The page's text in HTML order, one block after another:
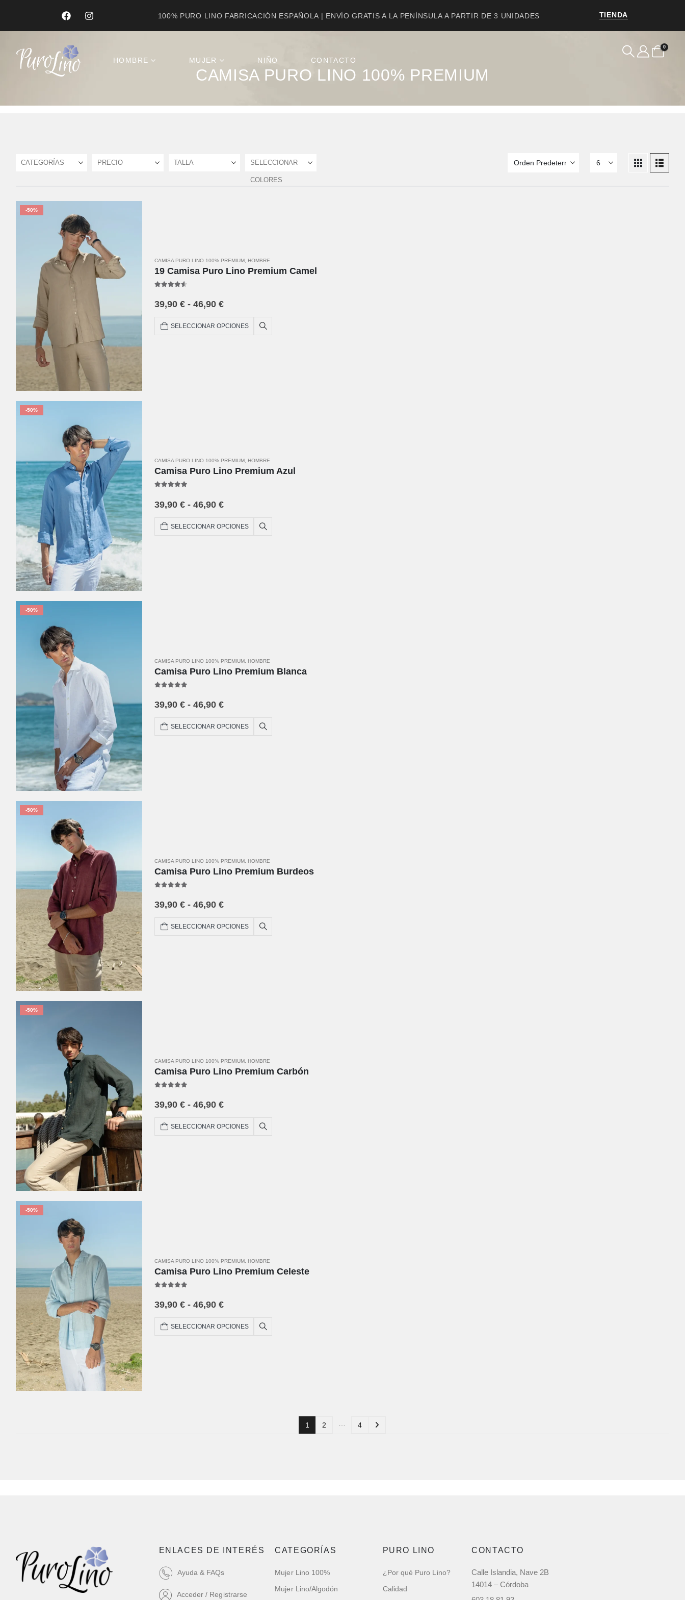
100% PURO LINO FABRICACIÓN ESPAÑOLA | ENVÍO GRATIS A LA PENÍNSULA A PARTIR DE 3 UNIDADES TIENDA
HOMBRE MUJER NIÑO CONTACTO
0
Product Archive
CAMISA PURO LINO 100% PREMIUM
CATEGORÍAS PRECIO TALLA SELECCIONAR
COLORES
-50%
CAMISA PURO LINO 100% PREMIUM HOMBRE
19 Camisa Puro Lino Premium Camel
39,90 € - 46,90 €
SELECCIONAR OPCIONES
-50%
CAMISA PURO LINO 100% PREMIUM, HOMBRE
Camisa Puro Lino Premium Azul
39,90 € - 46,90 €
SELECCIONAR OPCIONES
-50%
CAMISA PURO LINO 100% PREMIUM HOMBRE
Camisa Puro Lino Premium Blanca
39,90 € - 46,90 €
SELECCIONAR OPCIONES
-50%
CAMISA PURO LINO 100% PREMIUM HOMBRE
Camisa Puro Lino Premium Burdeos
39,90 € - 46,90 €
SELECCIONAR OPCIONES
-50%
CAMISA PURO LINO 100% PREMIUM HOMBRE
Camisa Puro Lino Premium Carbón
39,90 € - 46,90 €
SELECCIONAR OPCIONES
-50%
CAMISA PURO LINO 100% PREMIUM HOMBRE
Camisa Puro Lino Premium Celeste
39,90 € - 46,90 €
SELECCIONAR OPCIONES
1 2 4
ENLACES DE INTERÉS
Ayuda & FAQs
Acceder / Registrarse
CATEGORÍAS
Mujer Lino 100%
Mujer Lino/Algodón
PURO LINO
¿Por qué Puro Lino?
Calidad
CONTACTO
Calle Islandia, Nave 2B
14014 – Córdoba